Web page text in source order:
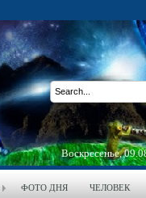
Воскресенье,
ФОТО ДНЯ ЧЕЛОВЕК